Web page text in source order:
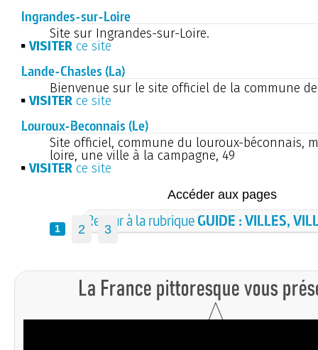
Ingrandes-sur-Loire
Site sur Ingrandes-sur-Loire.
VISITER ce site
Lande-Chasles (La)
Bienvenue sur le site officiel de la commune
VISITER ce site
Louroux-Beconnais (Le)
Site officiel, commune du louroux-béconnais,
loire, une ville à la campagne, 49
VISITER ce site
Accéder aux pages
1 2 3
Retour à la rubriqueGUIDE : VILLES,